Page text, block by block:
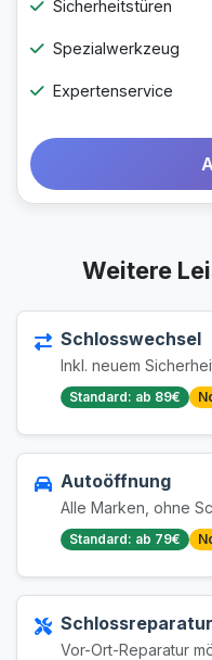
Sicherheitstüren
Spezialwerkzeug
Expertenservice
Weitere
Schlosswechsel
Inkl. neuem
Standard: ab 89€
Autoöffnung
Alle Marken, ohne
Standard: ab 79€
Schlossreparatur
Vor-Ort-Reparatur